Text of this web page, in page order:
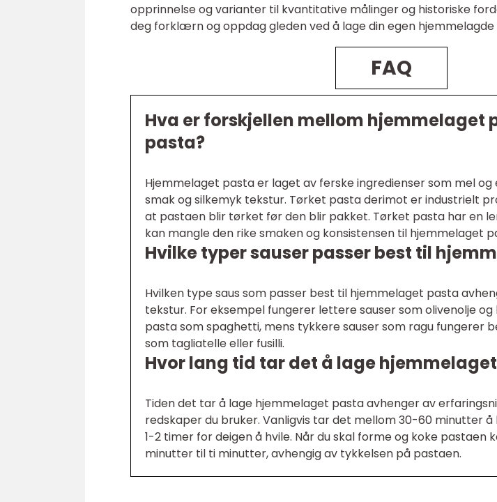
opprinnelse og varianter til kvantitative målinger og historiske
deg forklærn og oppdag gleden ved å lage din egen
FAQ
Hva er forskjellen mellom hjemmelaget
pasta?
Hjemmelaget pasta er laget av ferske ingredienser som mel og
smak og silkemyk tekstur. Tørket pasta derimot er industrielt
at pastaen blir tørket før den blir pakket. Tørket pasta har en
kan mangle den rike smaken og konsistensen til hjemmelaget
Hvilke typer sauser passer best til
Hvilken type saus som passer best til hjemmelaget pasta
tekstur. For eksempel fungerer lettere sauser som olivenolje
pasta som spaghetti, mens tykkere sauser som ragu fungerer
som tagliatelle eller fusilli.
Hvor lang tid tar det å lage
Tiden det tar å lage hjemmelaget pasta avhenger av
redskaper du bruker. Vanligvis tar det mellom 30-60 minutter
1-2 timer for deigen å hvile. Når du skal forme og koke pastaen
minutter til ti minutter, avhengig av tykkelsen på pastaen.